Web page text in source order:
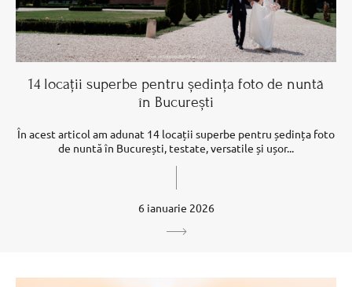
14 locații superbe pentru ședința foto de nuntă
în București
În acest articol am adunat 14 locații superbe pentru ședința foto
de nuntă în București, testate, versatile și ușor...
6 ianuarie 2026